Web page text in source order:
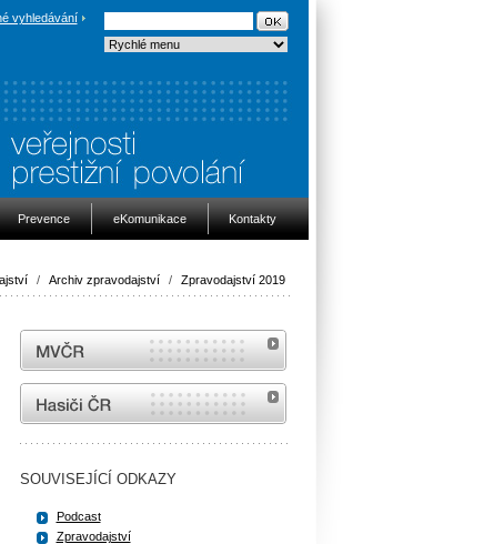
vyhledávání
Prevence eKomunikace Kontakty
/ Archiv zpravodajství / Zpravodajství 2019
MVČR
internetové stránky Hasiči ČR
SOUVISEJÍCÍ ODKAZY
Podcast
Zpravodajství